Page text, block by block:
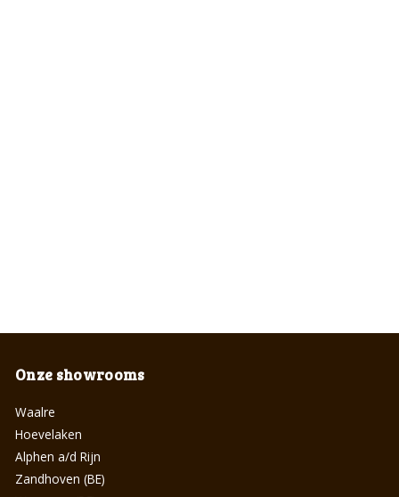
Onze showrooms
Waalre
Hoevelaken
Alphen a/d Rijn
Zandhoven (BE)